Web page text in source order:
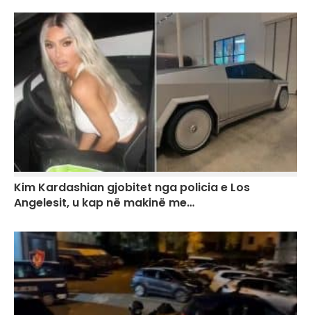
Kim Kardashian gjobitet nga policia e Los
Angelesit, u kap në makinë me…